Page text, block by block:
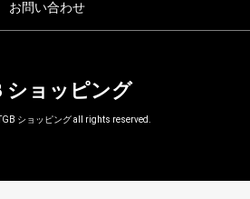
お問い合わせ
ショッピング
ショッピング all rights reserved.